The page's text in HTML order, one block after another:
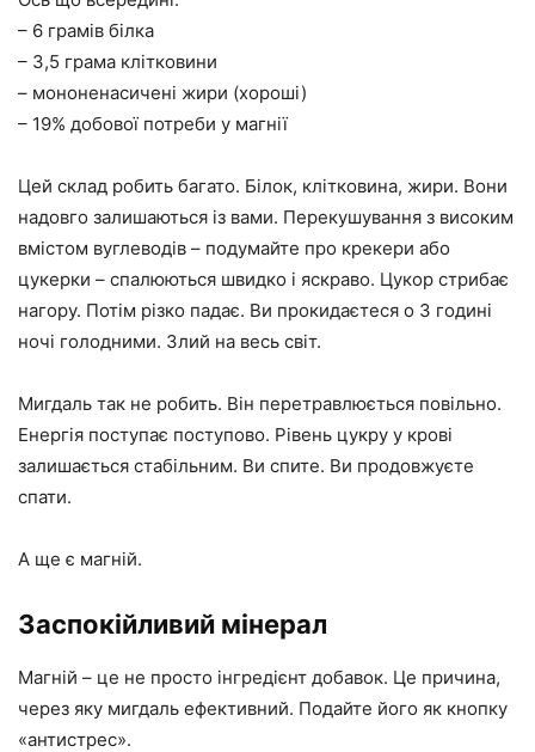
– 6 грамів білка
– 3,5 грама клітковини
– мононенасичені жири (хороші)
– 19% добової потреби у магнії
Цей склад робить багато. Білок, клітковина, жири. Вони
надовго залишаються із вами. Перекушування з високим
вмістом вуглеводів – подумайте про крекери або
цукерки – спалюються швидко і яскраво. Цукор стрибає
нагору. Потім різко падає. Ви прокидаєтеся о 3 годині
ночі голодними. Злий на весь світ.
Мигдаль так не робить. Він перетравлюється повільно.
Енергія поступає поступово. Рівень цукру у крові
залишається стабільним. Ви спите. Ви продовжуєте
спати.
А ще є магній.
Заспокійливий мінерал
Магній – це не просто інгредієнт добавок. Це причина,
через яку мигдаль ефективний. Подайте його як кнопку
«антистрес».